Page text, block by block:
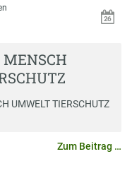
UMWELT TIERSCHUTZ
Zum Beitrag …